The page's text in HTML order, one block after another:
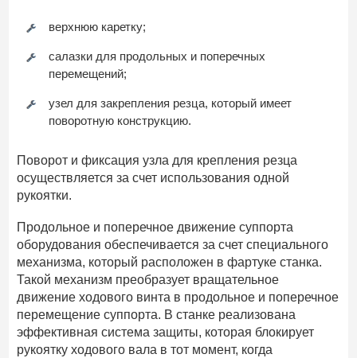
верхнюю каретку;
салазки для продольных и поперечных
перемещений;
узел для закрепления резца, который имеет
поворотную конструкцию.
Поворот и фиксация узла для крепления резца
осуществляется за счет использования одной
рукоятки.
Продольное и поперечное движение суппорта
оборудования обеспечивается за счет специального
механизма, который расположен в фартуке станка.
Такой механизм преобразует вращательное
движение ходового винта в продольное и поперечное
перемещение суппорта. В станке реализована
эффективная система защиты, которая блокирует
рукоятку ходового вала в тот момент, когда